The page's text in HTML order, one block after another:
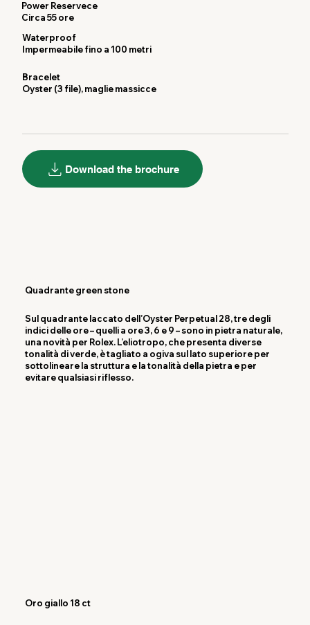
Power Reservece
Circa 55 ore
Waterproof
Impermeabile fino a 100 metri
Bracelet
Oyster (3 file), maglie massicce
Download the brochure
Quadrante green stone
Sul quadrante laccato dell’Oyster Perpetual 28, tre degli
indici delle ore – quelli a ore 3, 6 e 9 – sono in pietra naturale,
una novità per Rolex. L’eliotropo, che presenta diverse
tonalità di verde, è tagliato a ogiva sul lato superiore per
sottolineare la struttura e la tonalità della pietra e per
evitare qualsiasi riflesso.
Oro giallo 18 ct